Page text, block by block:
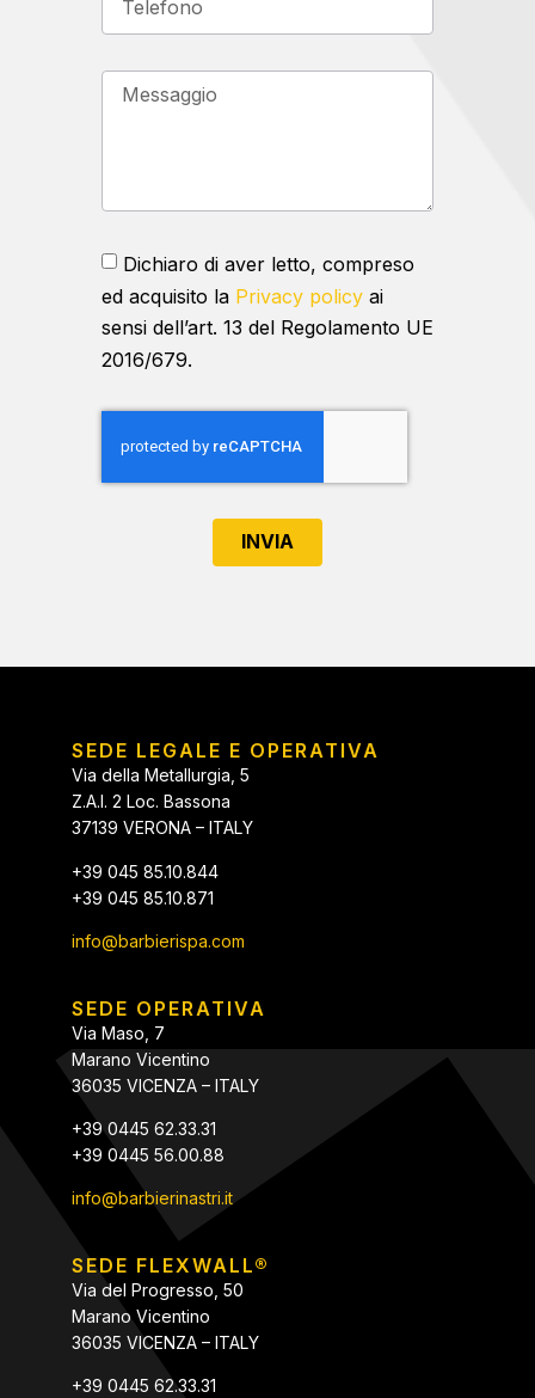
Dichiaro di aver letto, compreso
ed acquisito la Privacy policyai
sensi dell’art. 13 del Regolamento UE
2016/679.
INVIA
SEDE LEGALE E OPERATIVA
Via della Metallurgia, 5
Z.A.I. 2 Loc. Bassona
37139 VERONA – ITALY
+39 045 85.10.844
+39 045 85.10.871
info@barbierispa.com
SEDE OPERATIVA
Via Maso, 7
Marano Vicentino
36035 VICENZA – ITALY
+39 0445 62.33.31
+39 0445 56.00.88
info@barbierinastri.it
SEDE FLEXWALL®
Via del Progresso, 50
Marano Vicentino
36035 VICENZA – ITALY
+39 0445 62.33.31